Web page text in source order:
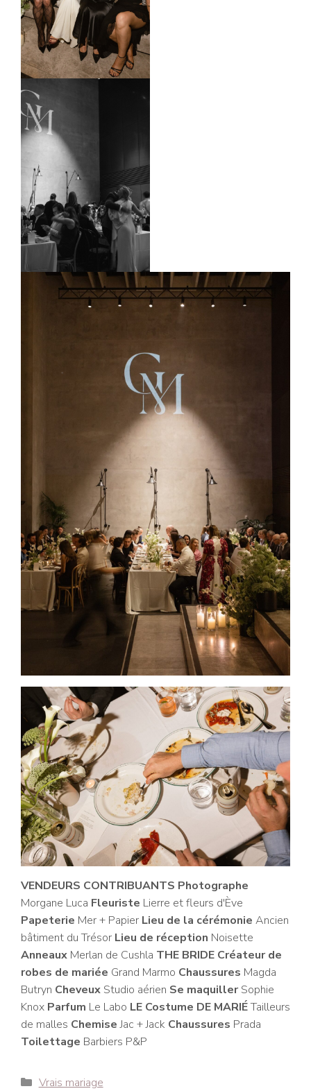
VENDEURS CONTRIBUANTS Photographe
Morgane Luca Fleuriste Lierre et fleurs d'Ève
Papeterie Mer + Papier Lieu de la cérémonie Ancien
bâtiment du Trésor Lieu de réception Noisette
Anneaux Merlan de Cushla THE BRIDE Créateur de
robes de mariée Grand Marmo Chaussures Magda
Butryn Cheveux Studio aérien Se maquillerSophie
Knox Parfum Le Labo LE Costume DE MARIÉTailleurs
de malles ChemiseJac + Jack Chaussures Prada
Toilettage Barbiers P&P
Catégories
Vrais mariage